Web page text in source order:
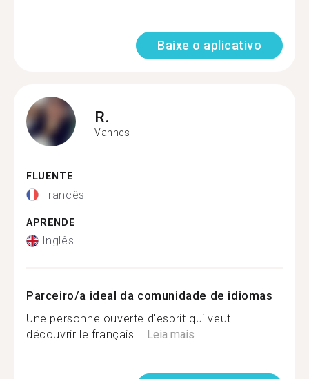
Baixe o aplicativo
R.
Vannes
FLUENTE
Francês
APRENDE
Inglês
Parceiro/a ideal da comunidade de idiomas
Une personne ouverte d'esprit qui veut
découvrir le français....Leia mais